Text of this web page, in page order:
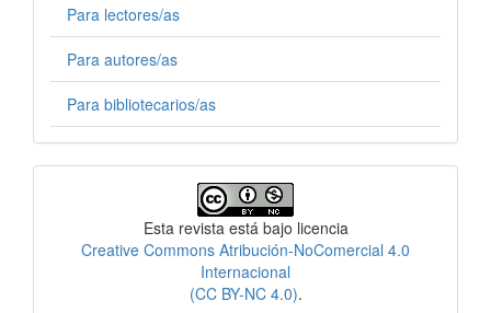
Para lectores/as
Para autores/as
Para bibliotecarios/as
Esta revista está bajo licencia
Creative Commons Atribución-NoComercial 4.0
Internacional
(CC BY-NC 4.0).